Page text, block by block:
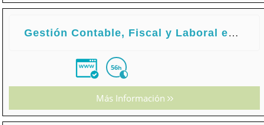
Gestión Contable, Fiscal y Laboral en Pequeños Negocios o Microempresas
56h
Más Información